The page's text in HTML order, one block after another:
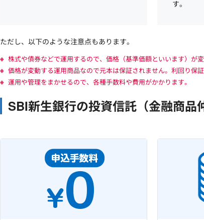
す。
ただし、以下のような注意点もあります。
株式や債券などで運用するので、価格（基準価額といいます）が変
価格が変動する運用商品なので元本は保証されません。利回り保証
運用や管理をまかせるので、各種手数料や費用がかかります。
SBI新生銀行の投資信託 （金融商